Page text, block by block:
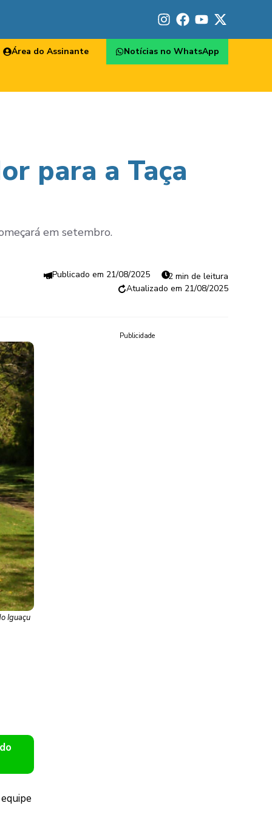
Área do Assinante Notícias no WhatsApp
para a Taça
em setembro.
21/08/2025
2 min de leitura
21/08/2025
Iguaçu
Publicidade